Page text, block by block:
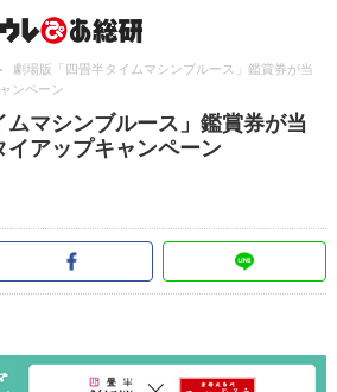
劇場版「四畳半タイムマシンブルース」鑑賞券が当
ンペーン
マシンブルース」鑑賞券が当
アップキャンペーン